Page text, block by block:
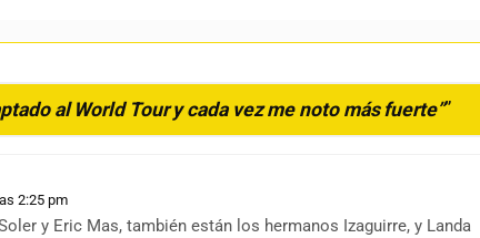
al World Tour y cada vez me noto más fuerte””
2:25 pm
y Eric Mas, también están los hermanos Izaguirre, y Landa